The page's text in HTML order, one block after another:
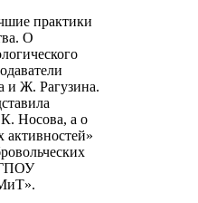
практики
О
Ж. Рагузина.
Носова, а о
активностей»
ГПОУ